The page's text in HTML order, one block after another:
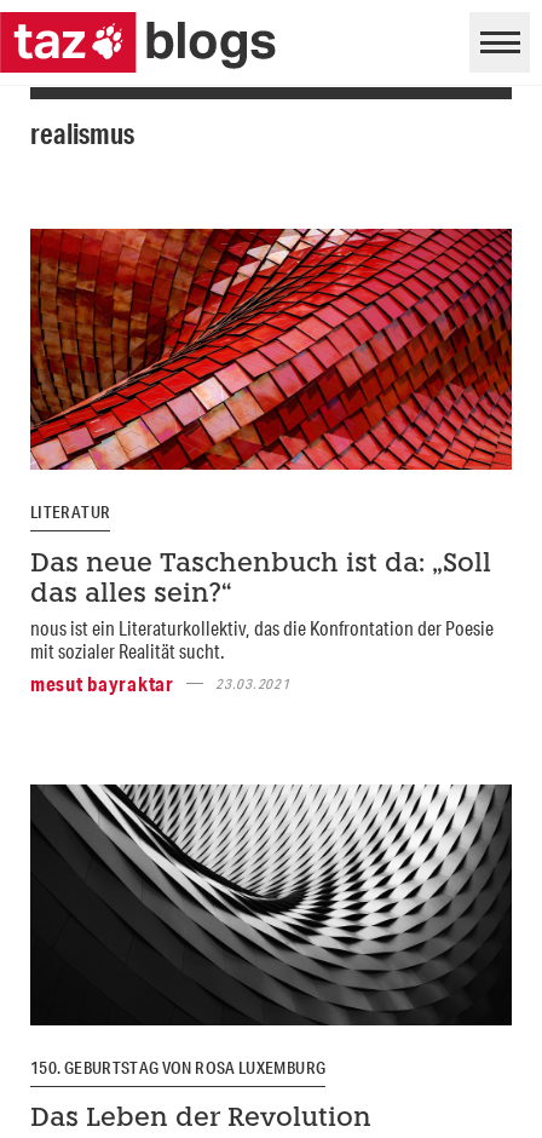
realismus
LITERATUR
Das neue Taschenbuch ist da: „Soll
das alles sein?“
nous ist ein Literaturkollektiv, das die Konfrontation der Poesie
mit sozialer Realität sucht.
mesut bayraktar
23.03.2021
150. GEBURTSTAG VON ROSA LUXEMBURG
Das Leben der Revolution